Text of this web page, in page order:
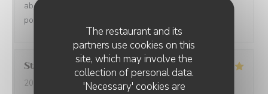
The restaurant and its
partners use cookies on this
site, which may involve the
collection of personal data.
'Necessary' cookies are
abordables...Pour des gens comme moi a budget limité
pour une sortie de loin en loin ,je recommande.....
Stephanie B
2026-08-02
- 12:45 - Guests 4